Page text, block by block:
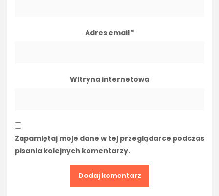
Adres email *
Witryna internetowa
Zapamiętaj moje dane w tej przeglądarce podczas
pisania kolejnych komentarzy.